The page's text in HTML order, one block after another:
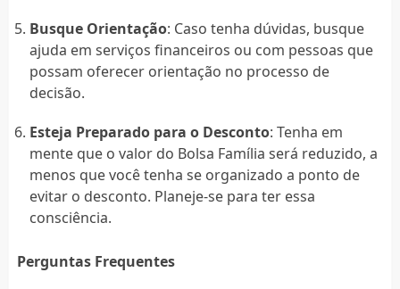
Busque Orientação: Caso tenha dúvidas, busque
ajuda em serviços financeiros ou com pessoas que
possam oferecer orientação no processo de
decisão.
Esteja Preparado para o Desconto: Tenha em
mente que o valor do Bolsa Família será reduzido, a
menos que você tenha se organizado a ponto de
evitar o desconto. Planeje-se para ter essa
consciência.
Perguntas Frequentes